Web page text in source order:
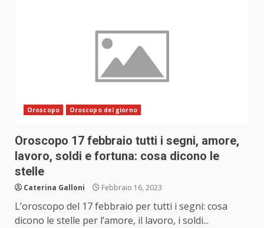
Oroscopo Oroscopo del giorno
Oroscopo 17 febbraio tutti i segni, amore,
lavoro, soldi e fortuna: cosa dicono le
stelle
Caterina Galloni Febbraio 16, 2023
L’oroscopo del 17 febbraio per tutti i segni: cosa
dicono le stelle per l’amore, il lavoro, i soldi...